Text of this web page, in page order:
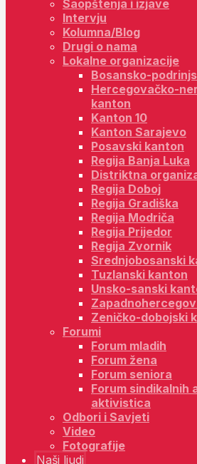
Saopštenja i izjave
Intervju
Kolumna/Blog
Drugi o nama
Lokalne organizacije
Bosansko-
Hercegovačko-
kanton
Kanton 10
Kanton Sarajevo
Posavski kanton
Regija Banja Luka
Distriktna
Regija Doboj
Regija Gradiška
Regija Modriča
Regija Prijedor
Regija Zvornik
Srednjobosanski
Tuzlanski kanton
Unsko-sanski
Zeničko-dobojski
Forumi
Forum mladih
Forum žena
Forum seniora
Forum sindikalnih
aktivistica
Odbori i Savjeti
Video
Fotografije
Naši ljudi